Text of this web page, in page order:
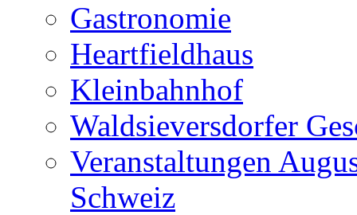
Gastronomie
Heartfieldhaus
Kleinbahnhof
Waldsieversdorfer
Veranstaltungen
Schweiz